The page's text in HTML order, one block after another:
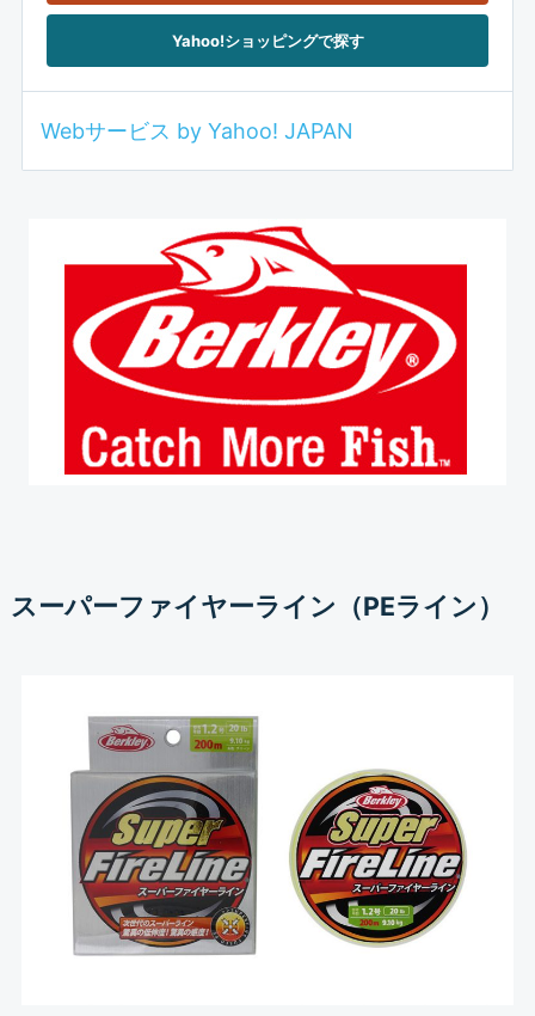
Yahoo!ショッピングで探す
Webサービス by Yahoo! JAPAN
スーパーファイヤーライン（PEライン）